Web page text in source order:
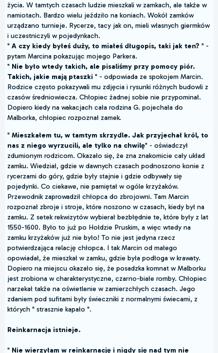
życia. W tamtych czasach ludzie mieszkali w zamkach, ale także w
namiotach. Bardzo wielu jeździło na koniach. Wokół zamków
urządzano turnieje. Rycerze, tacy jak on, mieli własnych giermków
i uczestniczyli w pojedynkach.
" A czy kiedy byłeś duży, to miałeś długopis, taki jak ten? " -
pytam Marcina pokazując mojego Parkera.
" Nie było wtedy takich, ale pisaliśmy przy pomocy piór.
Takich, jakie mają ptaszki " - odpowiada ze spokojem Marcin.
Rodzice często pokazywali mu zdjęcia i rysunki różnych budowli z
czasów średniowiecza. Chłopiec żadnej sobie nie przypominał.
Dopiero kiedy na wakacjach cała rodzina G. pojechała do
Malborka, chłopiec rozpoznał zamek.
" Mieszkałem tu, w tamtym skrzydle. Jak przyjechał król, to
nas z niego wyrzucili, ale tylko na chwilę" - oświadczył
zdumionym rodzicom. Okazało się, że zna znakomicie cały układ
zamku. Wiedział, gdzie w dawnych czasach podnoszono konie z
rycerzami do góry, gdzie były stajnie i gdzie odbywały się
pojedynki. Co ciekawe, nie pamiętał w ogóle krzyżaków.
Przewodnik zaprowadził chłopca do zbrojowni. Tam Marcin
rozpoznał zbroje i stroje, które noszono w czasach, kiedy był na
zamku. Z setek rekwizytów wybierał bezbłędnie te, które były z lat
1550-1600. Było to już po Hołdzie Pruskim, a więc wtedy na
zamku krzyżaków już nie było! To nie jest jedyna rzecz
potwierdzająca relację chłopca. I tak Marcin od małego
opowiadał, że mieszkał w zamku, gdzie była podłoga w krawaty.
Dopiero na miejscu okazało się, że posadzka komnat w Malborku
jest zrobiona w charakterystyczne, czarno-białe romby. Chłopiec
narzekał także na oświetlenie w zamierzchłych czasach. Jego
zdaniem pod sufitami były świeczniki z normalnymi świecami, z
których " strasznie kapało ".
Reinkarnacja istnieje.
" Nie wierzyłam w reinkarnację i nigdy się nad tym nie